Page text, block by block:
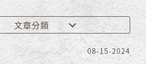
文章分類
08-15-2024